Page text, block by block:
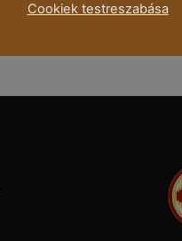
Cookiek testreszabása